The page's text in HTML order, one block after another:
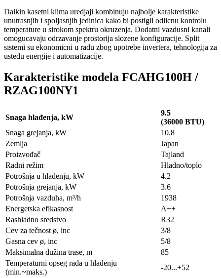
Daikin kasetni klima uredjaji kombinuju najbolje karakteristike
unutrasnjih i spoljasnjih jedinica kako bi postigli odlicnu kontrolu
temperature u sirokom spektru okruzenja. Dodatni vazdusni kanali
omogucavaju odrzavanje prostorija slozene konfiguracije. Split
sistemi su ekonomicni u radu zbog upotrebe invertera, tehnologija za
ustedu energije i automatizacije.
Karakteristike modela FCAHG100H /
RZAG100NY1
Snaga hlađenja, kW
9.5
(36000 BTU)
Snaga grejanja, kW
10.8
Zemlja
Japan
Proizvođač
Tajland
Radni režim
Hladno/toplo
Potrošnja u hlađenju, kW
4.2
Potrošnja grejanja, kW
3.6
Potrošnja vazduha, m³/h
1938
Energetska efikasnost
A++
Rashladno sredstvo
R32
Cev za tečnost ø, inc
3/8
Gasna cev ø, inc
5/8
Maksimalna dužina trase, m
85
Temperaturni opseg rada u hlađenju
(min.~maks.)
-20...+52